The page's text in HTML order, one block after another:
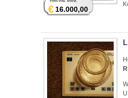
€16.000,00